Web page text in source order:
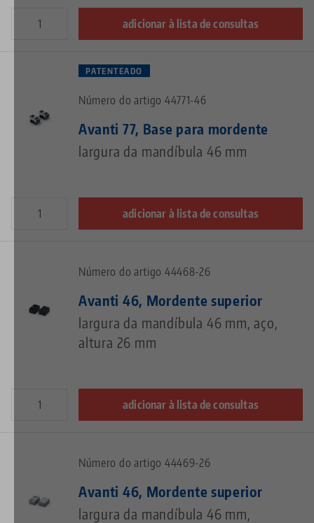
adicionar à lista de consultas
PATENTEADO
Número do artigo 44771-46
Avanti 77, Base para mordente
largura da mandíbula 46 mm
adicionar à lista de consultas
Número do artigo 44468-26
Avanti 46, Mordente superior
largura da mandíbula 46 mm, aço,
altura 26 mm
adicionar à lista de consultas
Número do artigo 44469-26
Avanti 46, Mordente superior
largura da mandíbula 46 mm,